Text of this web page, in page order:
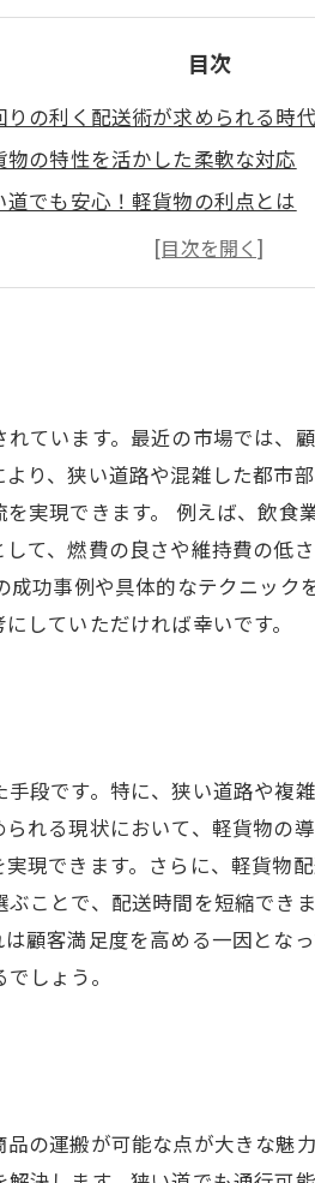
目次
りの利く配送術が求められる時代
物の特性を活かした柔軟な対応
道でも安心！軽貨物の利点とは
事例から学ぶ！効率的な配送の秘
物配送の未来：環境への配慮と
ています。最近の市場では、
り、狭い道路や混雑した都市
実現できます。 例えば、飲
て、燃費の良さや維持費の低
功事例や具体的なテクニッ
していただければ幸いです。
段です。特に、狭い道路や複
れる現状において、軽貨物の
現できます。さらに、軽貨物
ことで、配送時間を短縮でき
顧客満足度を高める一因とな
しょう。
の運搬が可能な点が大きな魅